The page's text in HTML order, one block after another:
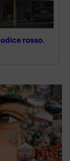
rosso.